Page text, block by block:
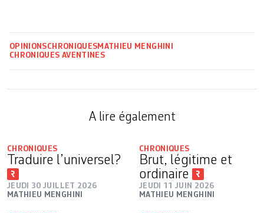
OPINIONSCHRONIQUES MATHIEU MENGHINI
CHRONIQUES AVENTINES
A lire également
CHRONIQUES
Traduire l’universel?
JEUDI 30 JUILLET 2026
MATHIEU MENGHINI
CHRONIQUES
Brut, légitime et
ordinaire
JEUDI 11 JUIN 2026
MATHIEU MENGHINI